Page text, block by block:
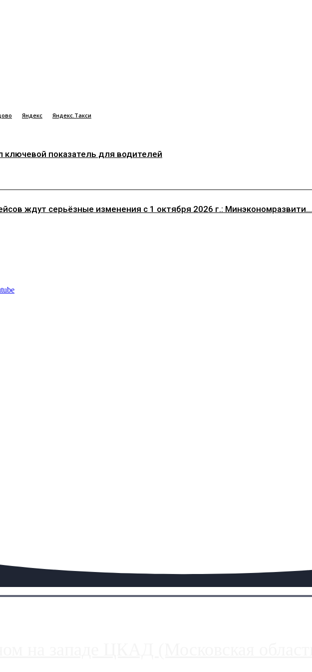
Яндекс Яндекс.Такси
показатель для водителей
ждут серьёзные изменения с 1 октября 2026 г.: Минэкономразвити...